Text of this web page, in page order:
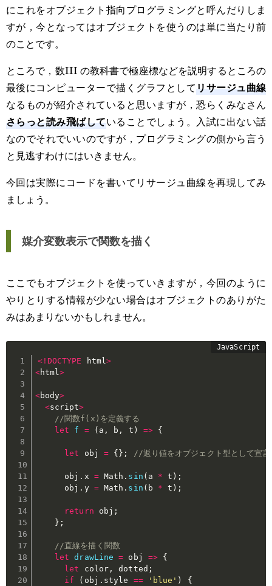
にこれをオブジェクト指向プログラミングと呼んだりしま
すが，今となってはオブジェクトを使うのは単に当たり前
のことです。
ところで，数III の教科書で極座標などを説明するところの
最後にコンピューターで描くグラフとして リサージュ曲線
なるものが紹介されていると思いますが，恐らくみなさん
さらっと読み飛ばしていることでしょう。入試に出ない話
なのでそれでいいのですが，プログラミングの側から言う
と見逃すわけにはいきません。
今回は実際にコードを書いてリサージュ曲線を再現してみ
ましょう。
媒介変数表示で関数を描く
ここでもオブジェクトを使っていきますが，今回のように
やりとりする情報が少ない場合はオブジェクトのありがた
みはあまりないかもしれません。
<! DOCTYPE html >
<html>
<body>
<script>
//関数f(x)を定義する
let
f = ( a , b , t ) => {
let obj = { } ; //返り値をオブジェクト型として宣言
      obj
. x = Math . sin ( a * t ) ;
      obj
. y = Math . sin ( b * t ) ;
return obj ;
} ;
//直線を描く関数
let
drawLine = obj => {
let color , dotted ;
if
( obj . style == 'blue' )
{